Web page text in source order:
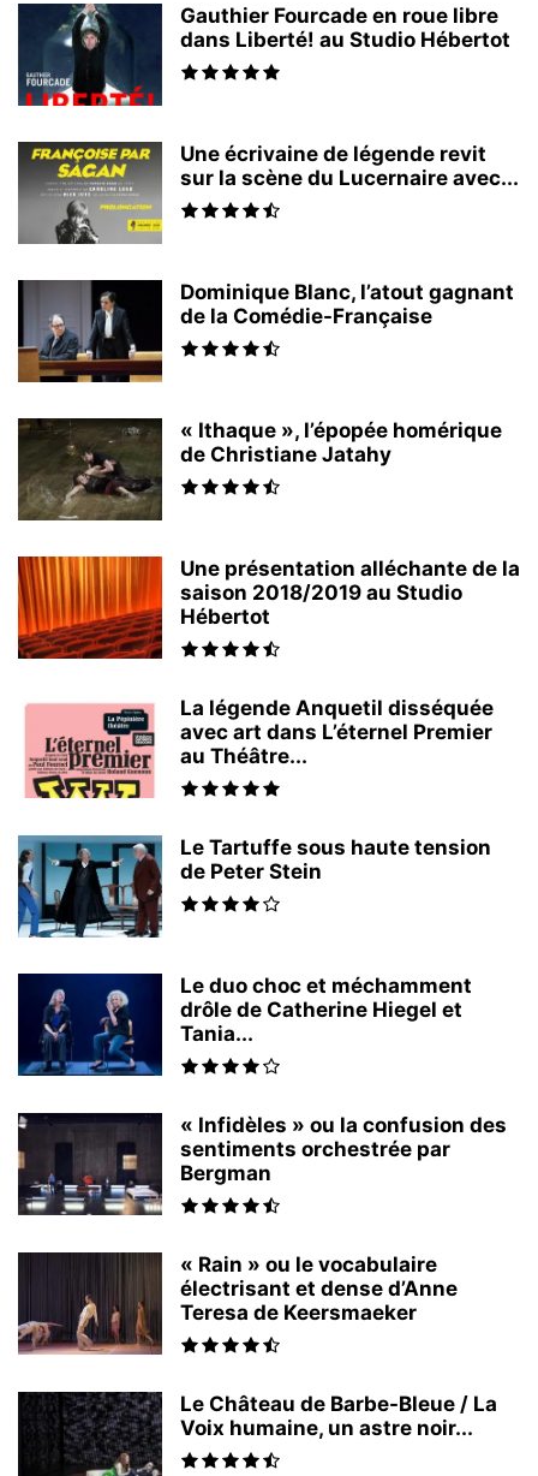
Gauthier Fourcade en roue libre
dans Liberté! au Studio Hébertot
Une écrivaine de légende revit
sur la scène du Lucernaire avec...
Dominique Blanc, l’atout gagnant
de la Comédie-Française
« Ithaque », l’épopée homérique
de Christiane Jatahy
Une présentation alléchante de la
saison 2018/2019 au Studio
Hébertot
La légende Anquetil disséquée
avec art dans L’éternel Premier
au Théâtre...
Le Tartuffe sous haute tension
de Peter Stein
Le duo choc et méchamment
drôle de Catherine Hiegel et
Tania...
« Infidèles » ou la confusion des
sentiments orchestrée par
Bergman
« Rain » ou le vocabulaire
électrisant et dense d’Anne
Teresa de Keersmaeker
Le Château de Barbe-Bleue / La
Voix humaine, un astre noir...